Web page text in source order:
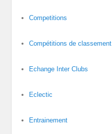
Competitions
Compétitions de classement
Echange Inter Clubs
Eclectic
Entrainement